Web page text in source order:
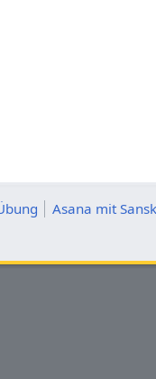
Asana mit